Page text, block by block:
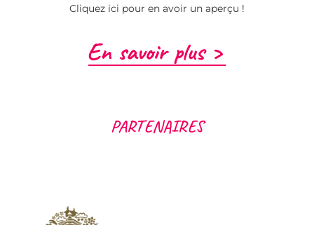
Cliquez ici pour en avoir un aperçu !
PARTENAIRES